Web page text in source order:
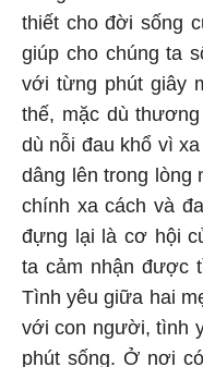
thiết cho đời sống
giúp cho chúng ta
với từng phút giây
thế, mặc dù
dù nỗi đau khổ vì
dâng lên trong lòng
chính xa cách và
đựng lại là cơ hội
ta cảm nhận được
Tình yêu giữa hai
với con người, tình
phút sống. Ở nơi